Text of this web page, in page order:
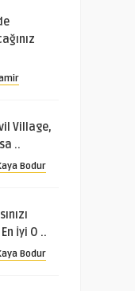
Village,
..
Bodur
İyi O ..
Bodur